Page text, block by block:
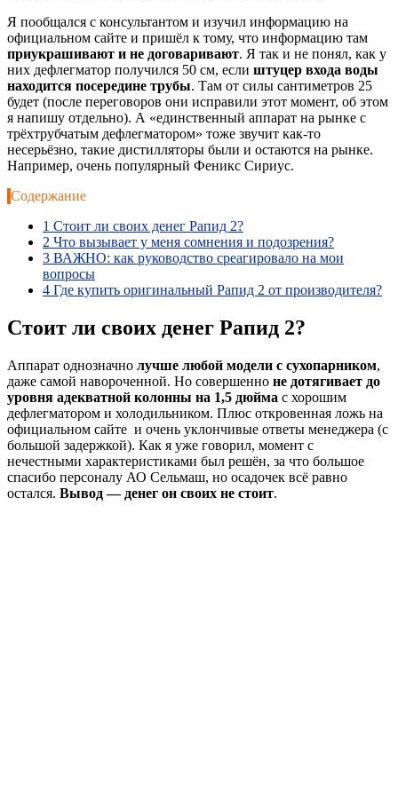
Я пообщался с консультантом и изучил информацию на
официальном сайте и пришёл к тому, что информацию там
приукрашивают и не договаривают. Я так и не понял, как у
них дефлегматор получился 50 см, если штуцер входа воды
находится посередине трубы. Там от силы сантиметров 25
будет (после переговоров они исправили этот момент, об этом
я напишу отдельно). А «единственный аппарат на рынке с
трёхтрубчатым дефлегматором» тоже звучит как-то
несерьёзно, такие дистилляторы были и остаются на рынке.
Например, очень популярный Феникс Сириус.
Содержание
1 Стоит ли своих денег Рапид 2?
2 Что вызывает у меня сомнения и подозрения?
3 ВАЖНО: как руководство среагировало на мои
вопросы
4 Где купить оригинальный Рапид 2 от производителя?
Стоит ли своих денег Рапид 2?
Аппарат однозначно лучше любой модели с сухопарником,
даже самой навороченной. Но совершенно не дотягивает до
уровня адекватной колонны на 1,5 дюйма с хорошим
дефлегматором и холодильником. Плюс откровенная ложь на
официальном сайте и очень уклончивые ответы менеджера (с
большой задержкой). Как я уже говорил, момент с
нечестными характеристиками был решён, за что большое
спасибо персоналу АО Сельмаш, но осадочек всё равно
остался. Вывод — денег он своих не стоит.